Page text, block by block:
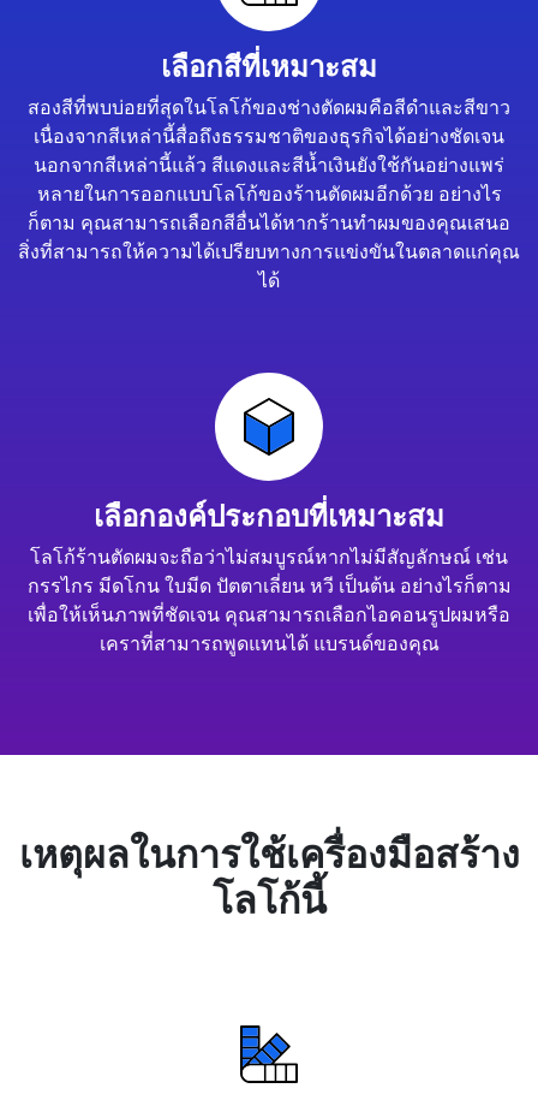
เลือกสีที่เหมาะสม
สองสีที่พบบ่อยที่สุดในโลโก้ของช่างตัดผมคือสีดำและสีขาว
เนื่องจากสีเหล่านี้สื่อถึงธรรมชาติของธุรกิจได้อย่างชัดเจน
นอกจากสีเหล่านี้แล้ว สีแดงและสีน้ำเงินยังใช้กันอย่างแพร่
หลายในการออกแบบโลโก้ของร้านตัดผมอีกด้วย อย่างไร
ก็ตาม คุณสามารถเลือกสีอื่นได้หากร้านทำผมของคุณเสนอ
สิ่งที่สามารถให้ความได้เปรียบทางการแข่งขันในตลาดแก่คุณ
ได้
เลือกองค์ประกอบที่เหมาะสม
โลโก้ร้านตัดผมจะถือว่าไม่สมบูรณ์หากไม่มีสัญลักษณ์ เช่น
กรรไกร มีดโกน ใบมีด ปัตตาเลี่ยน หวี เป็นต้น อย่างไรก็ตาม
เพื่อให้เห็นภาพที่ชัดเจน คุณสามารถเลือกไอคอนรูปผมหรือ
เคราที่สามารถพูดแทนได้ แบรนด์ของคุณ
เหตุผลในการใช้เครื่องมือสร้าง
โลโก้นี้